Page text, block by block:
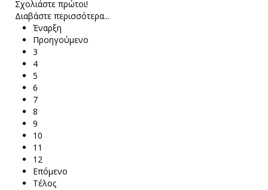
Σχολιάστε πρώτοι!
Διαβάστε περισσότερα...
Έναρξη
Προηγούμενο
3
4
5
6
7
8
9
10
11
12
Επόμενο
Τέλος